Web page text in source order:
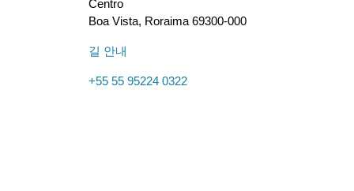
Centro
Boa Vista, Roraima 69300-000
길 안내
+55 55 95224 0322